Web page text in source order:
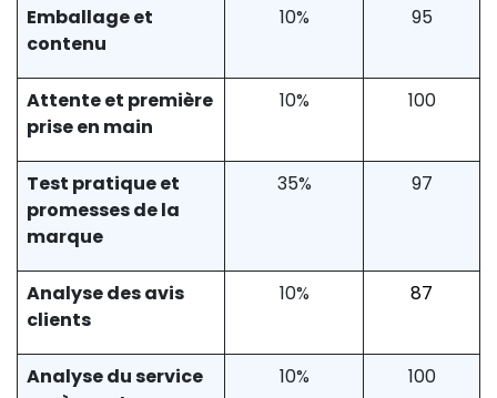
Emballage et
contenu
10% 95
Attente et première
prise en main
10% 100
Test pratique et
promesses de la
marque
35% 97
Analyse des avis
clients
10% 87
Analyse du service
10% 100